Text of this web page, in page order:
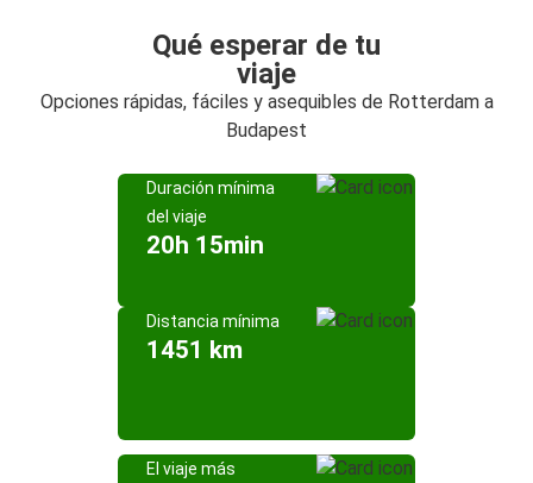
Qué esperar de tu
viaje
Opciones rápidas, fáciles y asequibles de Rotterdam a
Budapest
Duración mínima
del viaje
20h 15min
Distancia mínima
1451 km
El viaje más